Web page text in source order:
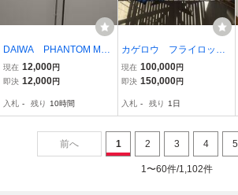
DAIWA PHANTOM MC-
805F #5 +DAIWA SF 706
現在 12,000円
即決 12,000円
入札 - 残り 10時間
カゲロウ フライロッド
12.0 #8
現在 100,000円
即決 150,000円
入札 - 残り 1日
前へ 1 2 3 4 5
1〜60件/1,102件